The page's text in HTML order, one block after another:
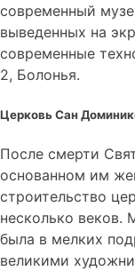
современный
выведенных на
современные
2, Болонья.
Церковь Сан
После смерти
основанном им
строительство
несколько веков.
была в мелких
великими